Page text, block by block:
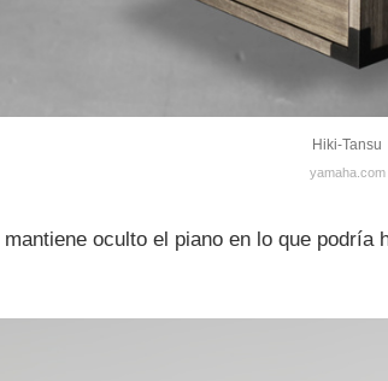
Hiki-Tansu
yamaha.com
mantiene oculto el piano en lo que podría